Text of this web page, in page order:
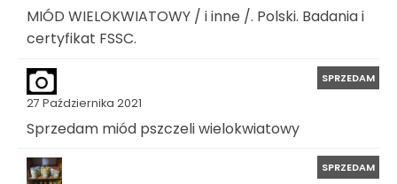
MIÓD WIELOKWIATOWY / i inne /. Polski. Badania i
certyfikat FSSC.
27 Października 2021
SPRZEDAM
Sprzedam miód pszczeli wielokwiatowy
SPRZEDAM